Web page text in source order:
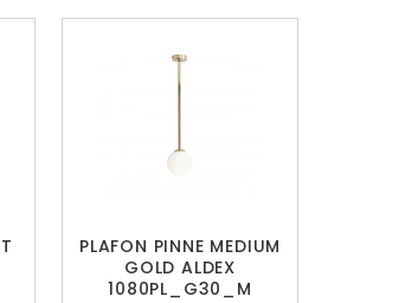
PLAFON PINNE MEDIUM
GOLD ALDEX
1080PL_G30_M